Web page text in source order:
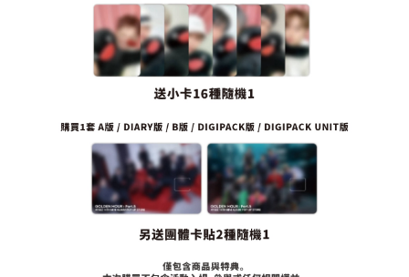
是否繳費成功／繳費後需取消欲退款等相關疑問，請聯繫「AFTEE先享後付
https://netprotections.freshdesk.com/support/home
１．透過由恩沛科技股份有限公司提供之「AFTEE先享後付」服務完成之交
易，需依本服務之必要範圍內提供個人資料，並將交易相關給付款項請求債
２．關於個人資料處理事宜，請瀏覽以下網址：
３．未成年的使用者請事先徵得法定代理人或監護人之同意方可使用
「AFTEE先享後付」，若未經同意申辦者引起之損失，本公司不負相關責
４．使用「AFTEE先享後付」時，將依據個別帳號之用戶狀況，依本公司即
請求用戶進行身份認證。
恩沛科技股份有限公司將有權停止該用戶之使用額度並採取法律行動。
每筆NT$60，滿NT$1,599(含以上)免運費
每筆NT$200
付款後門市自取